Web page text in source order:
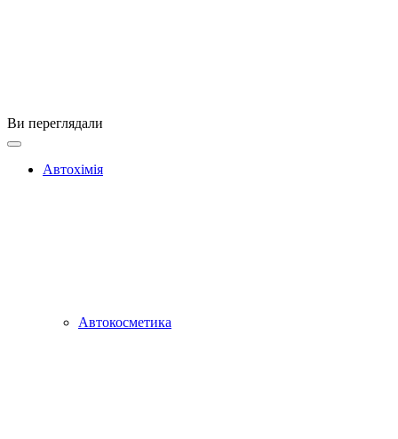
Ви переглядали
Автохімія
Автокосметика